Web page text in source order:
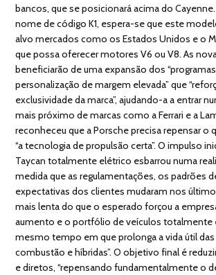
bancos, que se posicionará acima do
nome de código K1, espera-se que este
alvo mercados como os Estados Unidos e o
que possa oferecer motores V6 ou V8. As
beneficiarão de uma expansão dos
personalização de margem elevada” que
exclusividade da marca”, ajudando-a a entrar
mais próximo de marcas como a Ferrari e a
reconheceu que a Porsche precisa repensar o
“a tecnologia de propulsão certa”. O impulso
Taycan totalmente elétrico esbarrou numa
medida que as regulamentações, os padrões
expectativas dos clientes mudaram nos
mais lenta do que o esperado forçou a
aumento e o portfólio de veículos totalmente
mesmo tempo em que prolonga a vida útil
combustão e híbridas”. O objetivo final é
e diretos, “repensando fundamentalmente o